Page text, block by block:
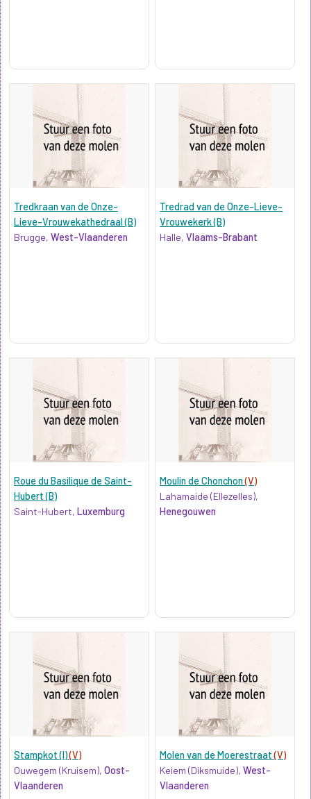
Tredkraan van de Onze-
Lieve-Vrouwekathedraal (B)
Brugge, West-Vlaanderen
Tredrad van de Onze-Lieve-
Vrouwekerk (B)
Halle,Vlaams-Brabant
Roue du Basilique de Saint-
Hubert (B)
Saint-Hubert, Luxemburg
Moulin de Chonchon(V)
Lahamaide (Ellezelles),
Henegouwen
Stampkot (I)(V)
Ouwegem (Kruisem), Oost-
Vlaanderen
Molen van de Moerestraat(V)
Keiem (Diksmuide),West-
Vlaanderen